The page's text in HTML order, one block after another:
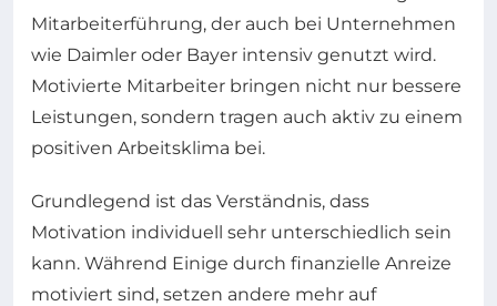
Mitarbeiterführung, der auch bei Unternehmen
wie Daimler oder Bayer intensiv genutzt wird.
Motivierte Mitarbeiter bringen nicht nur bessere
Leistungen, sondern tragen auch aktiv zu einem
positiven Arbeitsklima bei.
Grundlegend ist das Verständnis, dass
Motivation individuell sehr unterschiedlich sein
kann. Während Einige durch finanzielle Anreize
motiviert sind, setzen andere mehr auf